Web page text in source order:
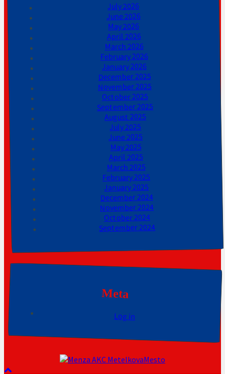
July 2026
June 2026
May 2026
April 2026
March 2026
February 2026
January 2026
December 2025
November 2025
October 2025
September 2025
August 2025
July 2025
June 2025
May 2025
April 2025
March 2025
February 2025
January 2025
December 2024
November 2024
October 2024
September 2024
Meta
Log in
AKC MetelkovaMesto